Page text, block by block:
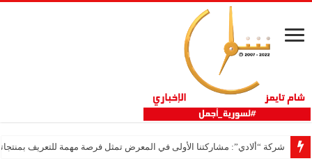
شركة “ألادي”: مشاركتنا الأولى في المعرض تمثل فرصة مهمة للتعريف